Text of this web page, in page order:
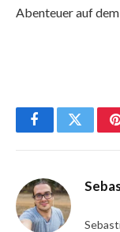
Abenteuer auf
FacebookTwitter